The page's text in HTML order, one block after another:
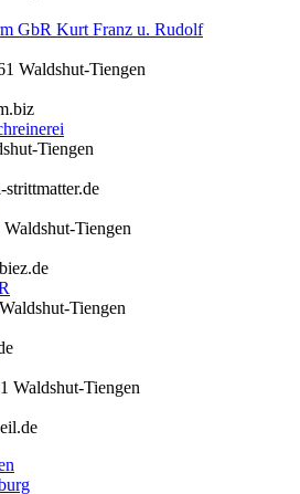
GbR Kurt Franz u. Rudolf
Waldshut-Tiengen
Tiengen
Tiengen
Tiengen
Waldshut-Tiengen